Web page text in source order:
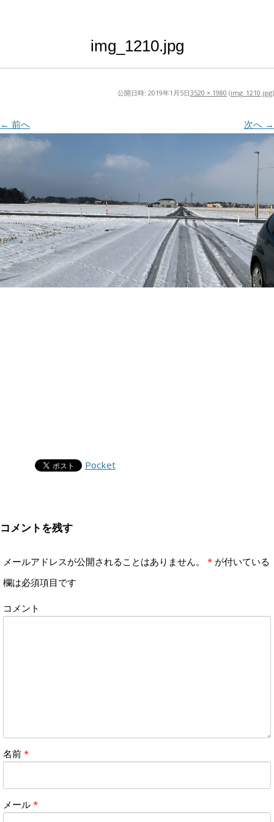
img_1210.jpg
公開日時: 2019年1月5日3520 × 1980 (img_1210.jpg)
← 前へ 次へ →
Pocket
コメントを残す
メールアドレスが公開されることはありません。 * が付いている
欄は必須項目です
コメント
名前 *
メール *